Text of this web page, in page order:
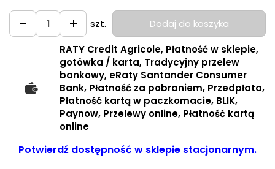
szt.
Dodaj do koszyka
RATY Credit Agricole, Płatność w sklepie,
gotówka / karta, Tradycyjny przelew
bankowy, eRaty Santander Consumer
Bank, Płatność za pobraniem, Przedpłata,
Płatność kartą w paczkomacie, BLIK,
Paynow, Przelewy online, Płatność kartą
online
Potwierdź dostępność w sklepie stacjonarnym.